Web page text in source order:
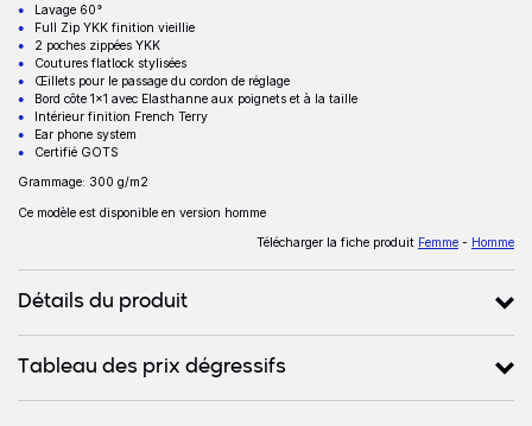
Lavage 60°
Full Zip YKK finition vieillie
2 poches zippées YKK
Coutures flatlock stylisées
Œillets pour le passage du cordon de réglage
Bord côte 1x1 avec Elasthanne aux poignets et à la taille
Intérieur finition French Terry
Ear phone system
Certifié GOTS
Grammage: 300 g/m2
Ce modèle est disponible en version homme
Télécharger la fiche produit Femme - Homme
Détails du produit
Tableau des prix dégressifs